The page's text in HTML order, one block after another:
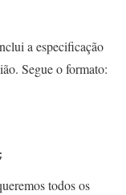
a especificação
Segue o formato:
todos os